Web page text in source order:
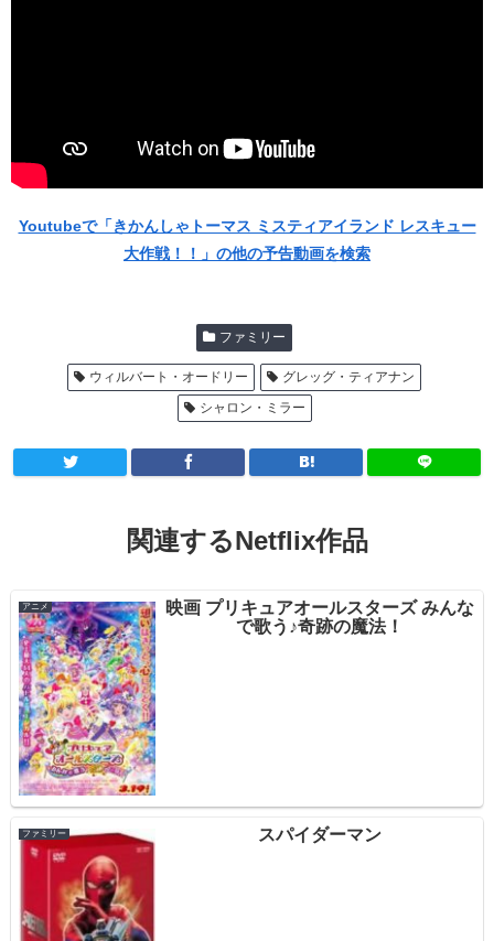
Youtubeで「きかんしゃトーマス ミスティアイランド レスキュー
大作戦！！」の他の予告動画を検索
ファミリー
ウィルバート・オードリー
グレッグ・ティアナン
シャロン・ミラー
関連するNetflix作品
アニメ
映画 プリキュアオールスターズ みんな
で歌う♪奇跡の魔法！
ファミリー スパイダーマン